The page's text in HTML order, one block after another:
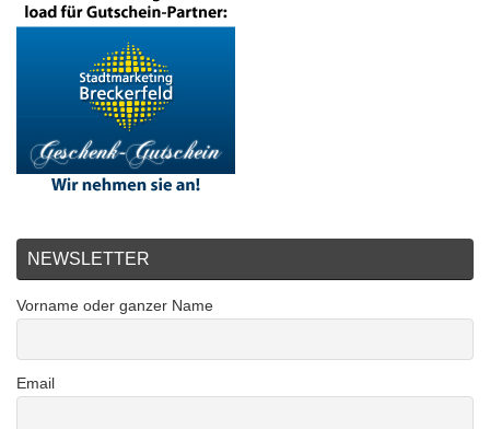
NEWSLETTER
Vorname oder ganzer Name
Email